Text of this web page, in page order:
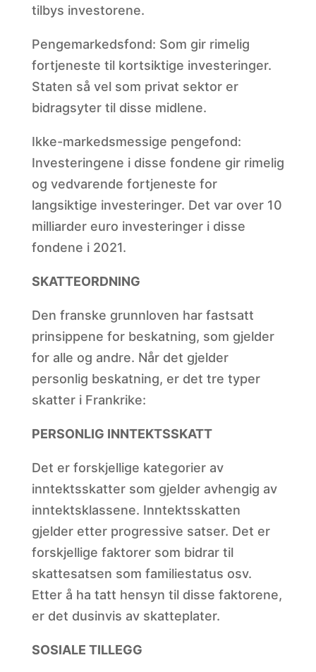
tilbys investorene.
Pengemarkedsfond: Som gir rimelig
fortjeneste til kortsiktige investeringer.
Staten så vel som privat sektor er
bidragsyter til disse midlene.
Ikke-markedsmessige pengefond:
Investeringene i disse fondene gir rimelig
og vedvarende fortjeneste for
langsiktige investeringer. Det var over 10
milliarder euro investeringer i disse
fondene i 2021.
SKATTEORDNING
Den franske grunnloven har fastsatt
prinsippene for beskatning, som gjelder
for alle og andre. Når det gjelder
personlig beskatning, er det tre typer
skatter i Frankrike:
PERSONLIG INNTEKTSSKATT
Det er forskjellige kategorier av
inntektsskatter som gjelder avhengig av
inntektsklassene. Inntektsskatten
gjelder etter progressive satser. Det er
forskjellige faktorer som bidrar til
skattesatsen som familiestatus osv.
Etter å ha tatt hensyn til disse faktorene,
er det dusinvis av skatteplater.
SOSIALE TILLEGG